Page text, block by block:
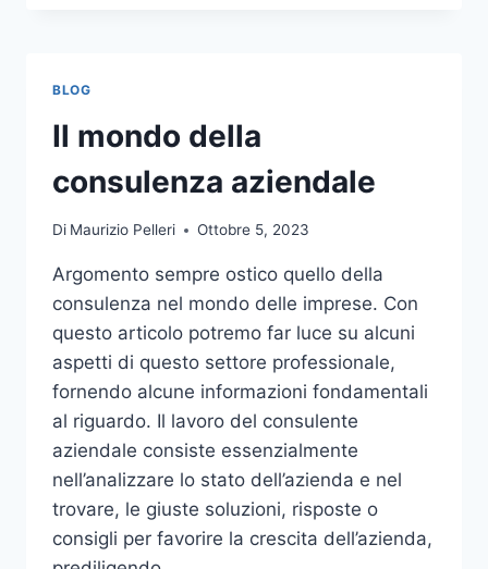
PER
L’ARREDO
GIARDINO
BLOG
Il mondo della
consulenza aziendale
Di Maurizio Pelleri Ottobre 5, 2023
Argomento sempre ostico quello della
consulenza nel mondo delle imprese. Con
questo articolo potremo far luce su alcuni
aspetti di questo settore professionale,
fornendo alcune informazioni fondamentali
al riguardo. Il lavoro del consulente
aziendale consiste essenzialmente
nell’analizzare lo stato dell’azienda e nel
trovare, le giuste soluzioni, risposte o
consigli per favorire la crescita dell’azienda,